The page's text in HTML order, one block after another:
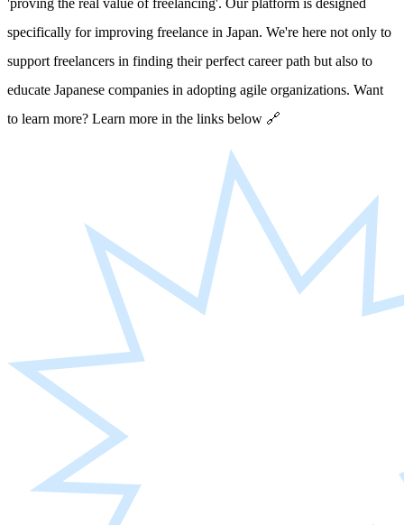
'proving the real value of freelancing'. Our platform is designed
specifically for improving freelance in Japan. We're here not only to
support freelancers in finding their perfect career path but also to
educate Japanese companies in adopting agile organizations. Want
to learn more? Learn more in the links below 🔗